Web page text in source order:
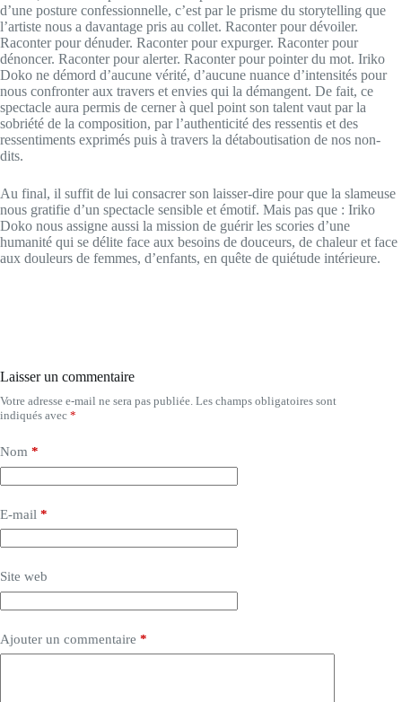
d’une posture confessionnelle, c’est par le prisme du storytelling que
l’artiste nous a davantage pris au collet. Raconter pour dévoiler.
Raconter pour dénuder. Raconter pour expurger. Raconter pour
dénoncer. Raconter pour alerter. Raconter pour pointer du mot. Iriko
Doko ne démord d’aucune vérité, d’aucune nuance d’intensités pour
nous confronter aux travers et envies qui la démangent. De fait, ce
spectacle aura permis de cerner à quel point son talent vaut par la
sobriété de la composition, par l’authenticité des ressentis et des
ressentiments exprimés puis à travers la détaboutisation de nos non-
dits.
Au final, il suffit de lui consacrer son laisser-dire pour que la slameuse
nous gratifie d’un spectacle sensible et émotif. Mais pas que : Iriko
Doko nous assigne aussi la mission de guérir les scories d’une
humanité qui se délite face aux besoins de douceurs, de chaleur et face
aux douleurs de femmes, d’enfants, en quête de quiétude intérieure.
Laisser un commentaire
Votre adresse e-mail ne sera pas publiée. Les champs obligatoires sont
indiqués avec *
Nom *
E-mail *
Site web
Ajouter un commentaire *